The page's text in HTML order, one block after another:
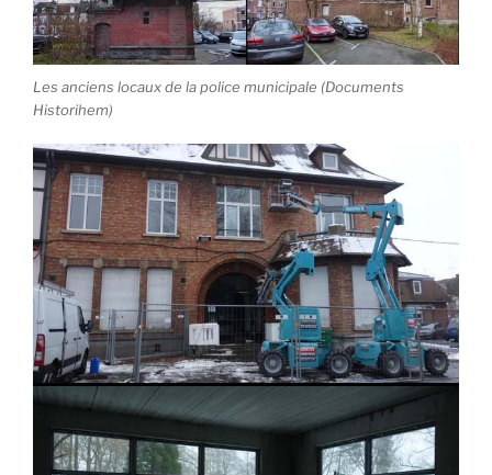
Les anciens locaux de la police municipale (Documents
Historihem)